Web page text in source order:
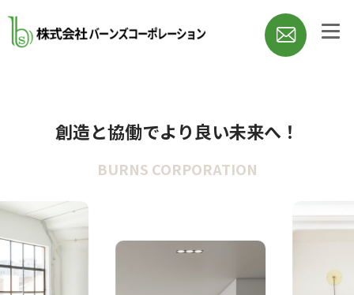
創造と協働でより良い未来へ！
BURNS CORPORATION